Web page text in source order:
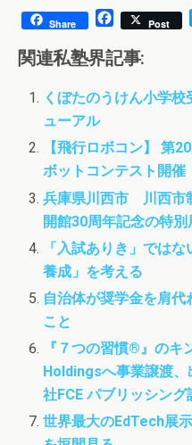
Share
F
c
e
b
o
k
Post
関連私塾界記事:
くぼたのうけん小学
ューアル
【飛行ロボコン】 第
ボットコンテスト開催
兵庫県川西市 川西市
開館30周年記念の特別
「入試ありき」では
養成」を考える
自治体が奨学金を肩
こと
『７つの習慣®』のキ
Holdingsへ事業譲渡
社FCE パブリッシング
世界最大のEdTech展